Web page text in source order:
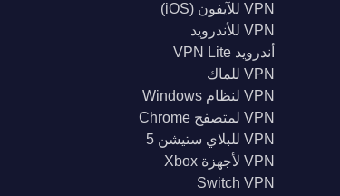
VPN للآيفون (iOS)
VPN للأندرويد
أندرويد VPN Lite
VPN للماك
VPN لنظام Windows
VPN لمتصفح Chrome
VPN للبلاي ستيشن 5
VPN لأجهزة Xbox
Switch VPN